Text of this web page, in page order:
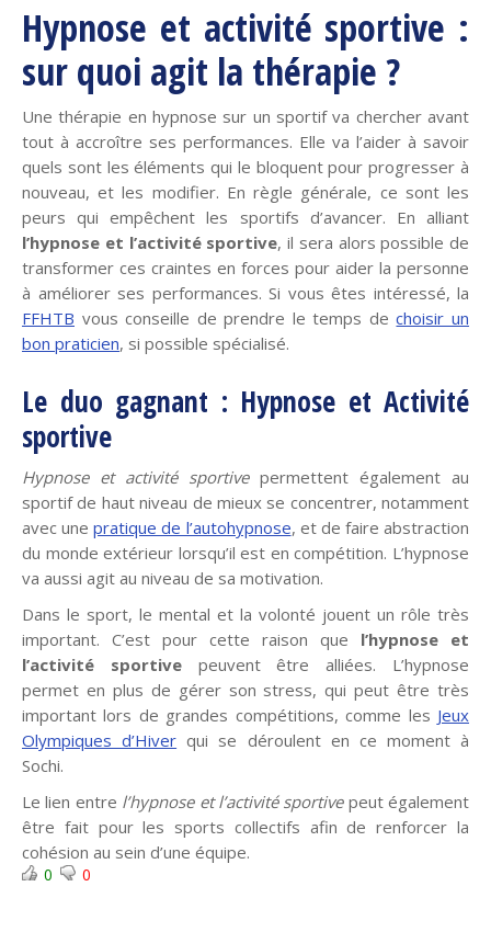
Hypnose et activité sportive :
sur quoi agit la thérapie ?
Une thérapie en hypnose sur un sportif va chercher avant
tout à accroître ses performances. Elle va l’aider à savoir
quels sont les éléments qui le bloquent pour progresser à
nouveau, et les modifier. En règle générale, ce sont les
peurs qui empêchent les sportifs d’avancer. En alliant
l’hypnose et l’activité sportive, il sera alors possible de
transformer ces craintes en forces pour aider la personne
à améliorer ses performances. Si vous êtes intéressé, la
FFHTB vous conseille de prendre le temps dechoisir un
bon praticien, si possible spécialisé.
Le duo gagnant : Hypnose et Activité
sportive
Hypnose et activité sportivepermettent également au
sportif de haut niveau de mieux se concentrer, notamment
avec unepratique de l’autohypnose, et de faire abstraction
du monde extérieur lorsqu’il est en compétition. L’hypnose
va aussi agit au niveau de sa motivation.
Dans le sport, le mental et la volonté jouent un rôle très
important. C’est pour cette raison que l’hypnose et
l’activité sportivepeuvent être alliées. L’hypnose
permet en plus de gérer son stress, qui peut être très
important lors de grandes compétitions, comme les Jeux
Olympiques d’Hiver qui se déroulent en ce moment à
Sochi.
Le lien entre l’hypnose et l’activité sportivepeut également
être fait pour les sports collectifs afin de renforcer la
cohésion au sein d’une équipe.
0 0